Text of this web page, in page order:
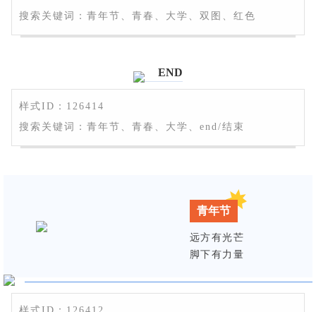
搜索关键词：青年节、青春、大学、双图、红色
END
样式ID：126414
搜索关键词：青年节、青春、大学、end/结束
青年节
远方有光芒
脚下有力量